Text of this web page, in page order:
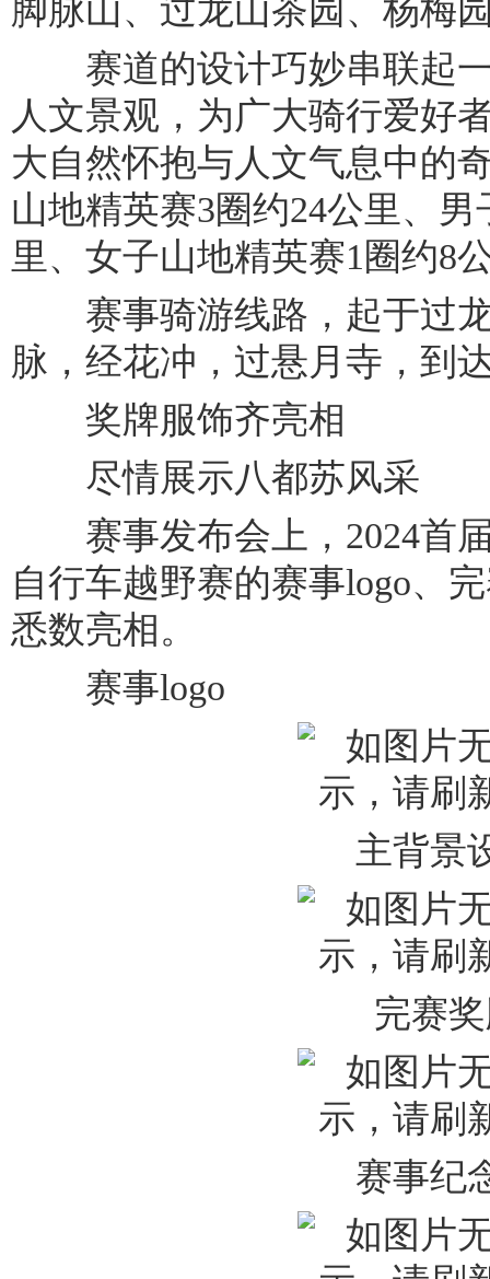
脚脉山、过龙山茶园、杨梅
赛道的设计巧妙串联起一
人文景观，为广大骑行爱好
大自然怀抱与人文气息中的
山地精英赛3圈约24公里、
里、女子山地精英赛1圈约8
赛事骑游线路，起于过龙
脉，经花冲，过悬月寺，到
奖牌服饰齐亮相
尽情展示八都苏风采
赛事发布会上，2024首届
自行车越野赛的赛事logo、
悉数亮相。
赛事logo
主背景
完赛
赛事纪